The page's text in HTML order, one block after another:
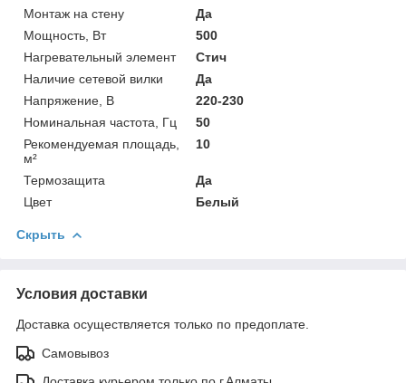
Монтаж на стену
Да
Мощность, Вт
500
Нагревательный элемент
Стич
Наличие сетевой вилки
Да
Напряжение, В
220-230
Номинальная частота, Гц
50
Рекомендуемая площадь,
м²
10
Термозащита
Да
Цвет
Белый
Скрыть
Условия доставки
Доставка осуществляется только по предоплате.
Самовывоз